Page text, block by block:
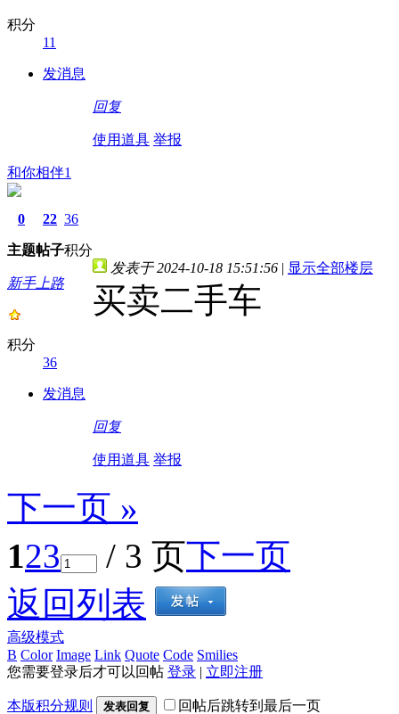
积分
11
发消息
回复
使用道具 举报
和你相伴1
0
主题
22
帖子
36
积分
新手上路
积分
36
发消息
发表于 2024-10-18 15:51:56 | 显示全部楼层
买卖二手车
回复
使用道具 举报
下一页 »
123 / 3 页下一页
返回列表
高级模式
B Color Image Link Quote Code Smilies
您需要登录后才可以回帖 登录 | 立即注册
本版积分规则 发表回复 回帖后跳转到最后一页